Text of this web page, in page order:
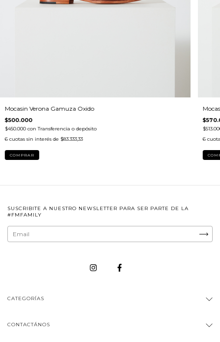
Mocasin Verona Gamuza Oxido
$500.000
$450.000con Transferencia o depósito
6 cuotas sin interés de $83.333,33
COMPRAR
6
SUSCRIBITE A NUESTRO NEWSLETTER PARA SER PARTE DE LA
#FMFAMILY
CATEGORÍAS
CONTACTÁNOS